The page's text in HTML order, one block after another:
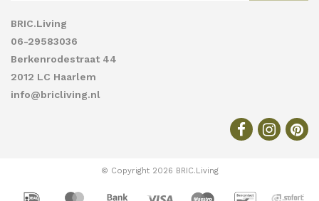
BRIC.Living
06-29583036
Berkenrodestraat 44
2012 LC Haarlem
info@bricliving.nl
© Copyright 2026 BRIC.Living